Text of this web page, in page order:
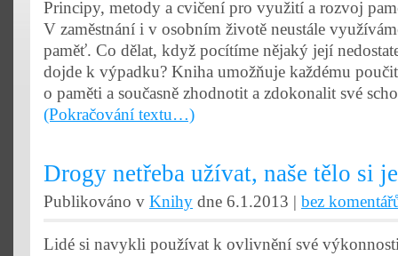
Principy, metody a cvičení pro využití a rozvoj
V zaměstnání i v osobním životě neustále
paměť. Co dělat, když pocítíme nějaký její
dojde k výpadku? Kniha umožňuje každému
o paměti a současně zhodnotit a zdokonalit své
(Pokračování textu…)
Drogy netřeba užívat, naše tělo si
Publikováno v Knihy dne 6.1.2013 | bez
Lidé si navykli používat k ovlivnění své